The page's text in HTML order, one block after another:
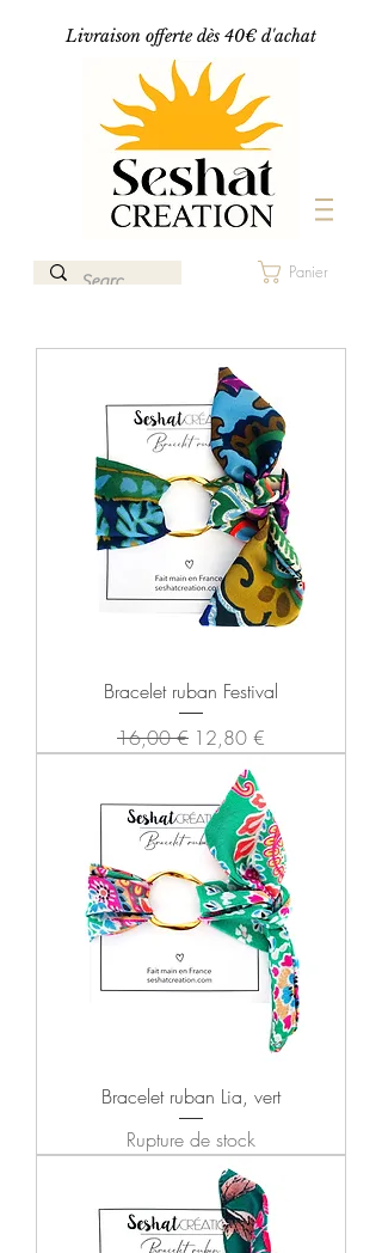
Livraison offerte dès 40€ d'achat
Panier
Bracelet ruban Festival
Prix original
16,00 € Prix promotionnel
12,80 €
Bracelet ruban Lia, vert
Rupture de stock